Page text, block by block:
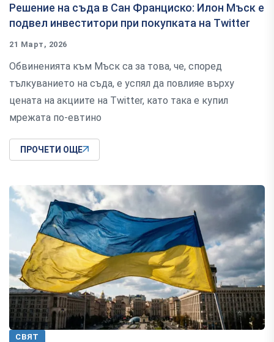
Решение на съда в Сан Франциско: Илон Мъск е
подвел инвеститори при покупката на Twitter
21 Март, 2026
Обвиненията към Мъск са за това, че, според
тълкуванието на съда, е успял да повлияе върху
цената на акциите на Twitter, като така е купил
мрежата по-евтино
ПРОЧЕТИ ОЩЕ
СВЯТ